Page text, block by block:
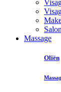
Massage
Oliën